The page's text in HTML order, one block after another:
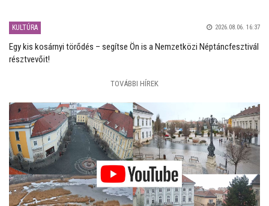
KULTÚRA 2026.08.06. 16:37
Egy kis kosárnyi törődés – segítse Ön is a Nemzetközi Néptáncfesztivál
résztvevőit!
TOVÁBBI HÍREK